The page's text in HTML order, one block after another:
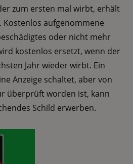
zum ersten mal wirbt, erhält
Kostenlos aufgenommene
oder nicht mehr
kostenlos ersetzt, wenn der
Jahr wieder wirbt. Ein
Anzeige schaltet, aber von
überprüft worden ist, kann
Schild erwerben.